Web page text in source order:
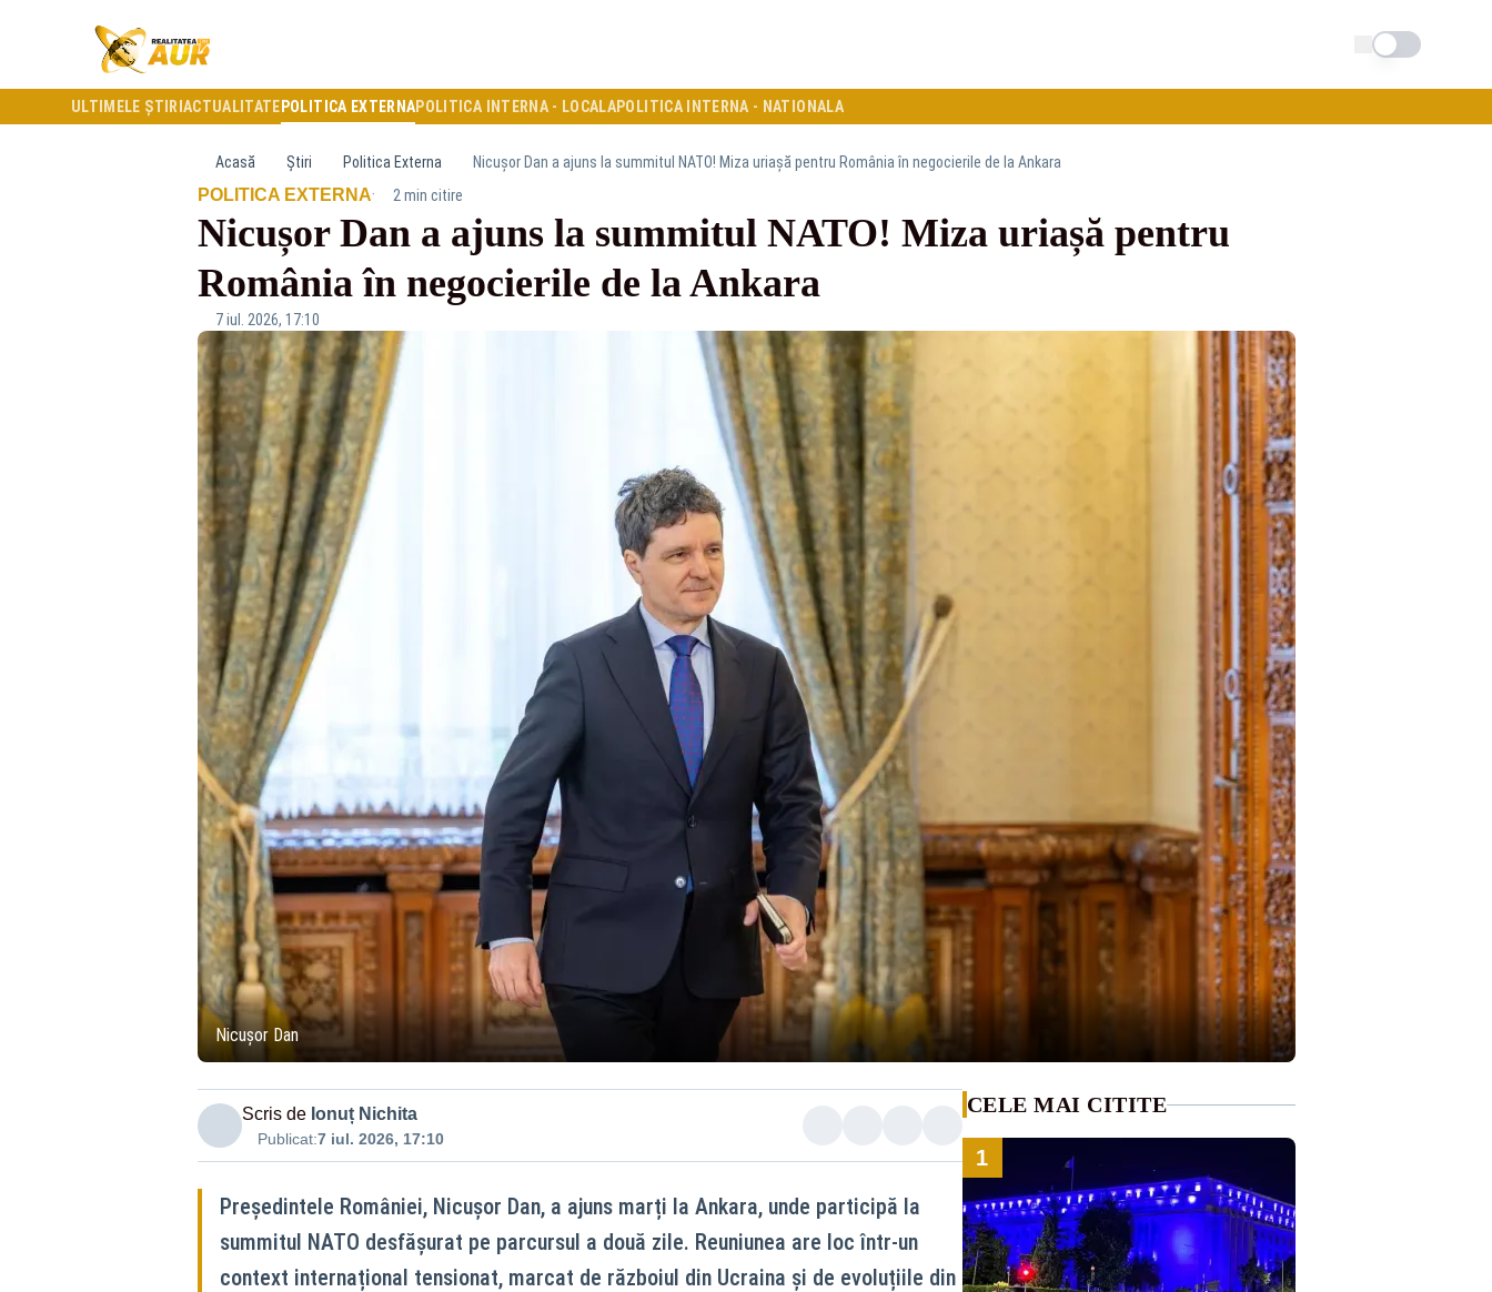
Schimba tema
ULTIMELE ȘTIRI ACTUALITATE POLITICA EXTERNAPOLITICA INTERNA - LOCALAPOLITICA INTERNA - NATIONALA
Acasă Știri Politica Externa Nicușor Dan a ajuns la summitul NATO! Miza uriașă pentru România în negocierile de la Ankara
POLITICA EXTERNA· 2 min citire
Nicușor Dan a ajuns la summitul NATO! Miza uriașă pentru
România în negocierile de la Ankara
7 iul. 2026, 17:10
Nicușor Dan
Scris de Ionuț Nichita
Publicat:7 iul. 2026, 17:10
Președintele României, Nicușor Dan, a ajuns marți la Ankara, unde participă la
summitul NATO desfășurat pe parcursul a două zile. Reuniunea are loc într-un
context internațional tensionat, marcat de războiul din Ucraina și de evoluțiile din
CELE MAI CITITE
1